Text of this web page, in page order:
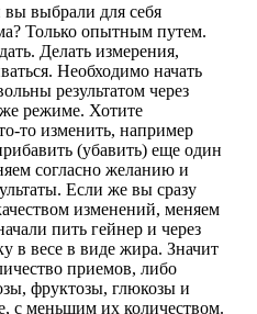
выбрали для себя
Только опытным путем.
Делать измерения,
Необходимо начать
результатом через
режиме. Хотите
то изменить, например
(убавить) еще один
согласно желанию и
Если же вы сразу
изменений, меняем
пить гейнер и через
в весе в виде жира. Значит
приемов, либо
фруктозы, глюкозы и
с меньшим их количеством.